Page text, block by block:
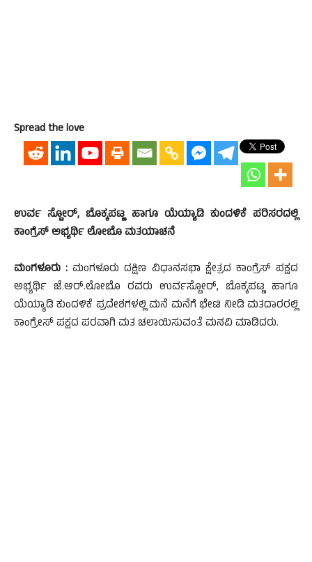
Spread the love
ಉರ್ವ ಸ್ಟೋರ್, ಬೊಕ್ಕಪಟ್ಣ ಹಾಗೂ ಯೆಯ್ಯಾಡಿ ಕುಂದಳಿಕೆ ಪರಿಸರದಲ್ಲಿ
ಕಾಂಗ್ರೆಸ್ ಅಭ್ಯರ್ಥಿ ಲೋಬೊ ಮತಯಾಚನೆ
ಮಂಗಳೂರು : ಮಂಗಳೂರು ದಕ್ಷಿಣ ವಿಧಾನಸಭಾ ಕ್ಷೇತ್ರದ ಕಾಂಗ್ರೆಸ್ ಪಕ್ಷದ
ಅಭ್ಯರ್ಥಿ ಜೆ.ಆರ್.ಲೋಬೊ ರವರು ಉರ್ವಸ್ಟೋರ್, ಬೊಕ್ಕಪಟ್ಣ ಹಾಗೂ
ಯೆಯ್ಯಾಡಿ ಕುಂದಳಿಕೆ ಪ್ರದೇಶಗಳಲ್ಲಿ ಮನೆ ಮನೆಗೆ ಭೇಟಿ ನೀಡಿ ಮತದಾರರಲ್ಲಿ
ಕಾಂಗ್ರೇಸ್ ಪಕ್ಷದ ಪರವಾಗಿ ಮತ ಚಲಾಯಿಸುವಂತೆ ಮನವಿ ಮಾಡಿದರು.